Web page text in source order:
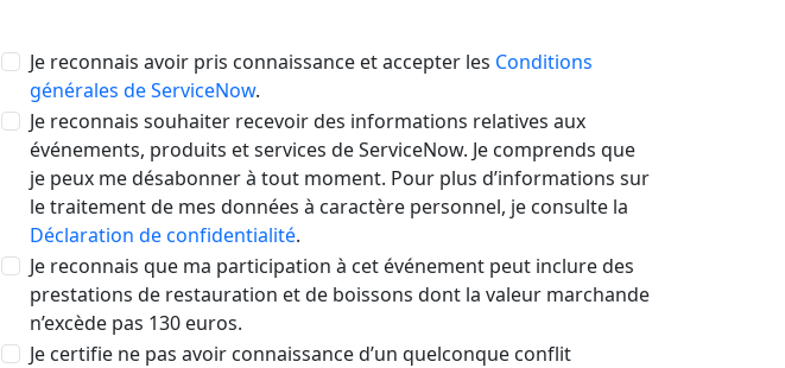
Je reconnais avoir pris connaissance et accepter les Conditions
générales de ServiceNow.
Je reconnais souhaiter recevoir des informations relatives aux
événements, produits et services de ServiceNow. Je comprends que
je peux me désabonner à tout moment. Pour plus d’informations sur
le traitement de mes données à caractère personnel, je consulte la
Déclaration de confidentialité.
Je reconnais que ma participation à cet événement peut inclure des
prestations de restauration et de boissons dont la valeur marchande
n’excède pas 130 euros.
Je certifie ne pas avoir connaissance d’un quelconque conflit